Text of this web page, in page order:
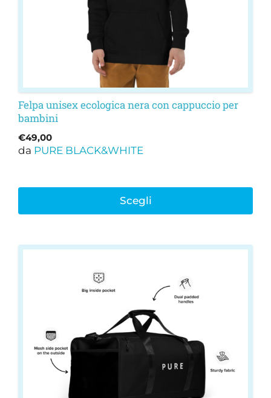
Felpa unisex ecologica nera con cappuccio per
bambini
€49,00
da PURE BLACK&WHITE
Scegli